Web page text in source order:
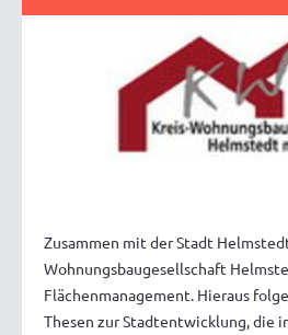
Zusammen mit der Stadt
Wohnungsbaugesellschaft
Flächenmanagement. Hieraus
Thesen zur Stadtentwicklung, die